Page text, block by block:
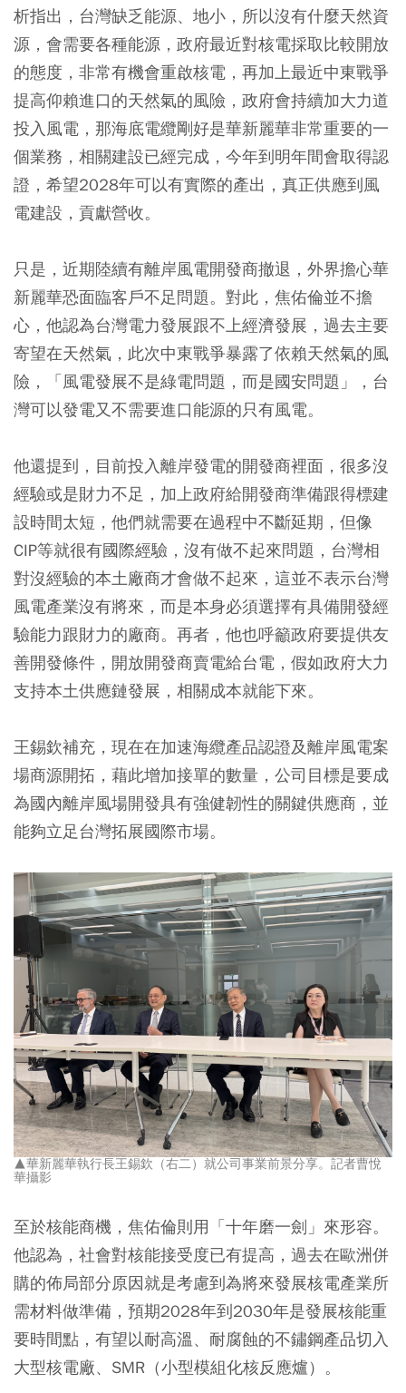
析指出，台灣缺乏能源、地小，所以沒有什麼天然資
源，會需要各種能源，政府最近對核電採取比較開放
的態度，非常有機會重啟核電，再加上最近中東戰爭
提高仰賴進口的天然氣的風險，政府會持續加大力道
投入風電，那海底電纜剛好是華新麗華非常重要的一
個業務，相關建設已經完成，今年到明年間會取得認
證，希望2028年可以有實際的產出，真正供應到風
電建設，貢獻營收。
只是，近期陸續有離岸風電開發商撤退，外界擔心華
新麗華恐面臨客戶不足問題。對此，焦佑倫並不擔
心，他認為台灣電力發展跟不上經濟發展，過去主要
寄望在天然氣，此次中東戰爭暴露了依賴天然氣的風
險，「風電發展不是綠電問題，而是國安問題」，台
灣可以發電又不需要進口能源的只有風電。
他還提到，目前投入離岸發電的開發商裡面，很多沒
經驗或是財力不足，加上政府給開發商準備跟得標建
設時間太短，他們就需要在過程中不斷延期，但像
CIP等就很有國際經驗，沒有做不起來問題，台灣相
對沒經驗的本土廠商才會做不起來，這並不表示台灣
風電產業沒有將來，而是本身必須選擇有具備開發經
驗能力跟財力的廠商。再者，他也呼籲政府要提供友
善開發條件，開放開發商賣電給台電，假如政府大力
支持本土供應鏈發展，相關成本就能下來。
王錫欽補充，現在在加速海纜產品認證及離岸風電案
場商源開拓，藉此增加接單的數量，公司目標是要成
為國內離岸風場開發具有強健韌性的關鍵供應商，並
能夠立足台灣拓展國際市場。
▲華新麗華執行長王錫欽（右二）就公司事業前景分享。記者曹悅
華攝影
至於核能商機，焦佑倫則用「十年磨一劍」來形容。
他認為，社會對核能接受度已有提高，過去在歐洲併
購的佈局部分原因就是考慮到為將來發展核電產業所
需材料做準備，預期2028年到2030年是發展核能重
要時間點，有望以耐高溫、耐腐蝕的不鏽鋼產品切入
大型核電廠、SMR（小型模組化核反應爐）。